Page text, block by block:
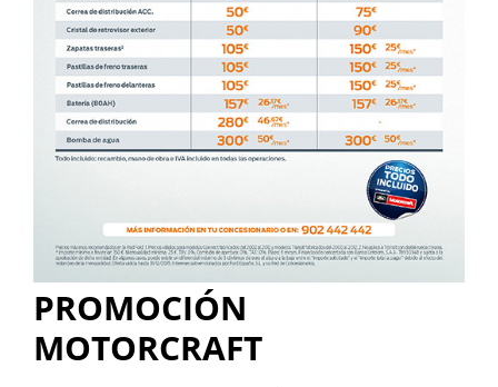
PROMOCIÓN
MOTORCRAFT